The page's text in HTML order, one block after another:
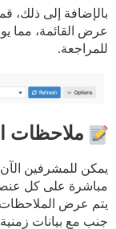
بالإضافة إلى ذلك،
عرض القائمة، مما
للمراجعة.
ملاحظات
يمكن للمشرفين
مباشرة على كل
يتم عرض
جنب مع بيانات